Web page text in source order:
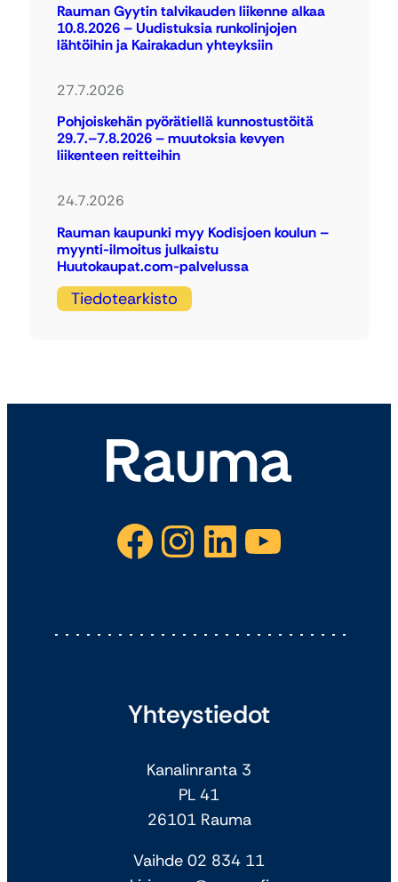
Rauman Gyytin talvikauden liikenne alkaa
10.8.2026 – Uudistuksia runkolinjojen
lähtöihin ja Kairakadun yhteyksiin
27.7.2026
Pohjoiskehän pyörätiellä kunnostustöitä
29.7.–7.8.2026 – muutoksia kevyen
liikenteen reitteihin
24.7.2026
Rauman kaupunki myy Kodisjoen koulun –
myynti-ilmoitus julkaistu
Huutokaupat.com-palvelussa
Tiedotearkisto
Facebook Instagram LinkedIn YouTube
Yhteystiedot
Kanalinranta 3
PL 41
26101 Rauma
Vaihde 02 834 11